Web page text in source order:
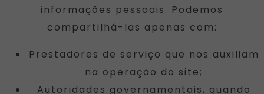
informações pessoais. Podemos
compartilhá-las apenas com:
Prestadores de serviço que nos auxiliam
na operação do site;
Autoridades governamentais, quando